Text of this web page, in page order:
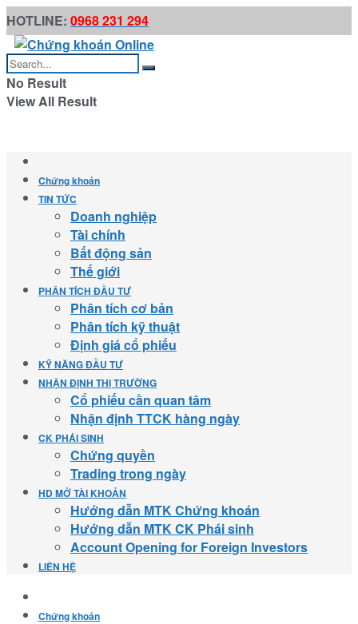
HOTLINE: 0968 231 294
No Result
View All Result
Chứng khoán
TIN TỨC
Doanh nghiệp
Tài chính
Bất động sản
Thế giới
PHÂN TÍCH ĐẦU TƯ
Phân tích cơ bản
Phân tích kỹ thuật
Định giá cổ phiếu
KỸ NĂNG ĐẦU TƯ
NHẬN ĐỊNH THỊ TRƯỜNG
Cổ phiếu cần quan tâm
Nhận định TTCK hàng ngày
CK PHÁI SINH
Chứng quyền
Trading trong ngày
HD MỞ TÀI KHOẢN
Hướng dẫn MTK Chứng khoán
Hướng dẫn MTK CK Phái sinh
Account Opening for Foreign Investors
LIÊN HỆ
Chứng khoán